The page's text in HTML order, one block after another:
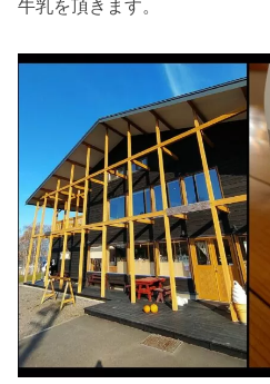
牛乳を頂きます。